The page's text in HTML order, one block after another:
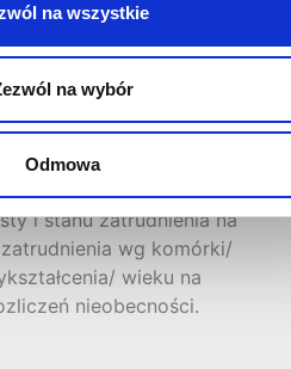
na wszystkie
na wybór
Odmowa
wspiera
dostarczając m.in.:
pasków, miesięczne
podatku, zestawienia
ZFŚS, premii,
zwolnionych
i stanu zatrudnienia na
wg komórki/
wieku na
nieobecności.